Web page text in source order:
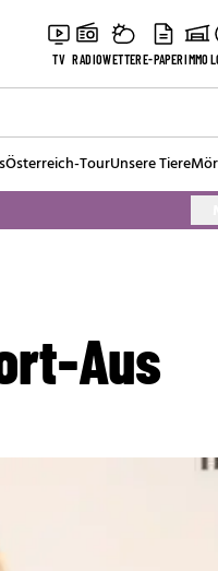
TV RADIOWETTERE-PAPERIMMO
Österreich-TourUnsere Tiere
Aus